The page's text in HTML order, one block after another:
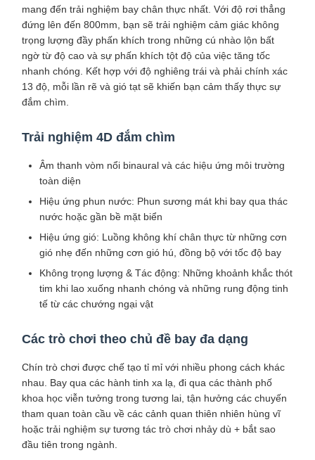
mang đến trải nghiệm bay chân thực nhất. Với độ rơi thẳng
đứng lên đến 800mm, bạn sẽ trải nghiệm cảm giác không
trọng lượng đầy phấn khích trong những cú nhào lộn bất
ngờ từ độ cao và sự phấn khích tột độ của việc tăng tốc
nhanh chóng. Kết hợp với độ nghiêng trái và phải chính xác
13 độ, mỗi lần rẽ và gió tạt sẽ khiến bạn cảm thấy thực sự
đắm chìm.
Trải nghiệm 4D đắm chìm
Âm thanh vòm nổi binaural và các hiệu ứng môi trường
toàn diện
Hiệu ứng phun nước: Phun sương mát khi bay qua thác
nước hoặc gần bề mặt biển
Hiệu ứng gió: Luồng không khí chân thực từ những cơn
gió nhẹ đến những cơn gió hú, đồng bộ với tốc độ bay
Không trọng lượng & Tác động: Những khoảnh khắc thót
tim khi lao xuống nhanh chóng và những rung động tinh
tế từ các chướng ngại vật
Các trò chơi theo chủ đề bay đa dạng
Chín trò chơi được chế tạo tỉ mỉ với nhiều phong cách khác
nhau. Bay qua các hành tinh xa lạ, đi qua các thành phố
khoa học viễn tưởng trong tương lai, tận hưởng các chuyến
tham quan toàn cầu về các cảnh quan thiên nhiên hùng vĩ
hoặc trải nghiệm sự tương tác trò chơi nhảy dù + bắt sao
đầu tiên trong ngành.